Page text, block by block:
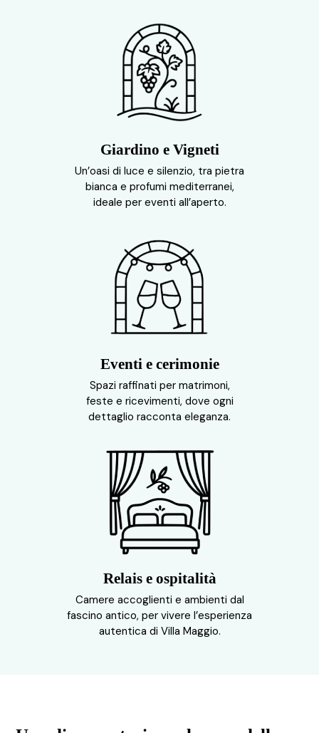
Giardino e Vigneti
Un’oasi di luce e silenzio, tra pietra
bianca e profumi mediterranei,
ideale per eventi all’aperto.
Eventi e cerimonie
Spazi raffinati per matrimoni,
feste e ricevimenti, dove ogni
dettaglio racconta eleganza.
Relais e ospitalità
Camere accoglienti e ambienti dal
fascino antico, per vivere l’esperienza
autentica di Villa Maggio.